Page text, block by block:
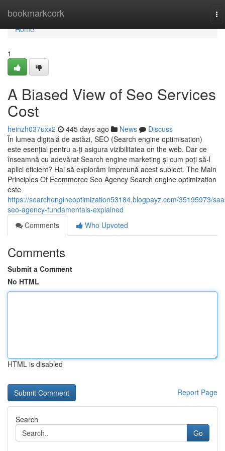
bookmarkcork
Home
Home
1
A Biased View of Seo Services
Cost
heinzh037uxx2 445 days ago News
Discuss
În lumea digitală de astăzi, SEO (Search engine optimisation)
este esențial pentru a-ți asigura vizibilitatea on the web. Dar ce
înseamnă cu adevărat Search engine marketing și cum poți să-l
aplici eficient? Hai să explorăm împreună acest subiect. The Main
Principles Of Ecommerce Seo Agency Search engine optimization
este
https://searchengineoptimization53184.blogpayz.com/35195973/
seo-agency-fundamentals-explained
Comments
Who Upvoted
Comments
Submit a Comment
No HTML
HTML is disabled
Report Page
Search
Go